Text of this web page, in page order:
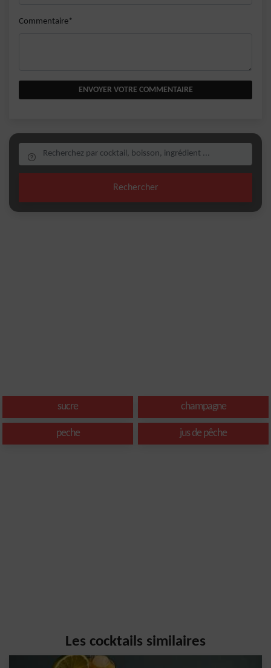
Commentaire*
ENVOYER VOTRE COMMENTAIRE
Rechercher
sucre champagne
peche jus de pêche
Les cocktails similaires